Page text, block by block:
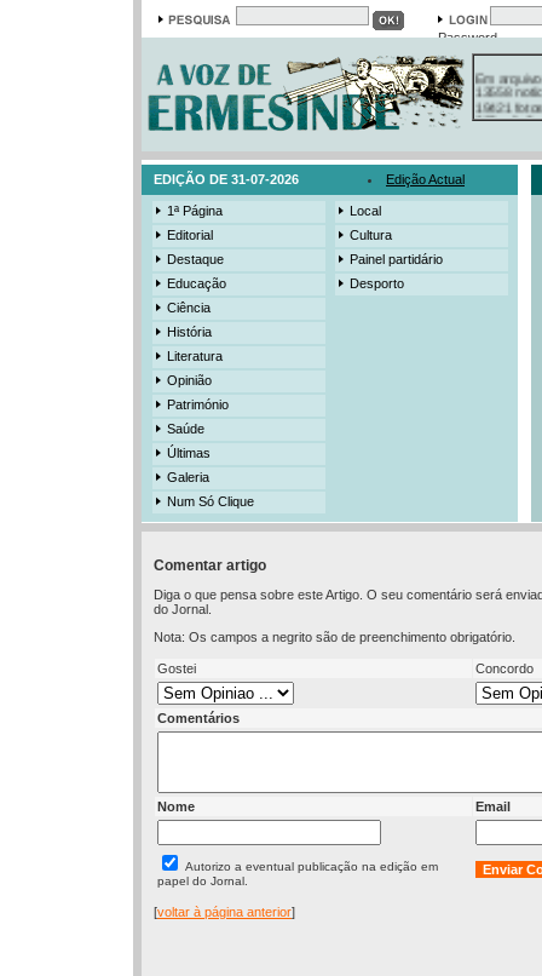
Password
Em arquivo
13558
19421
385
EDIÇÃO DE 31-07-2026 Edição Actual
1ª Página
Editorial
Destaque
Educação
Ciência
História
Literatura
Opinião
Património
Saúde
Últimas
Galeria
Num Só Clique
Local
Cultura
Painel partidário
Desporto
Comentar artigo
Diga o que pensa sobre este Artigo. O seu comentário será
do Jornal.
Nota: Os campos a negrito são de preenchimento obrigatório.
Gostei Concordo
Comentários
Nome Email
Autorizo a eventual publicação na edição em
papel do Jornal.
[voltar à página anterior]